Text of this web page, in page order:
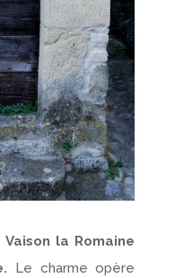
la Romaine
Le charme opère